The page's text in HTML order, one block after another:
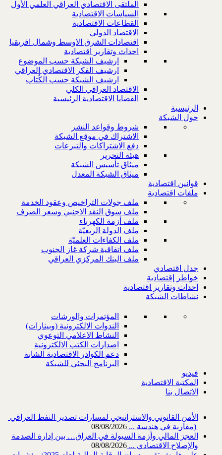
الملتقى الاقتصادي العراقي العلمي الأول
السياسات الاقتصادية
القطاعات الاقتصادية
الاقتصاد الدولي
اقتصادات الشرق الاوسط وشمال افريقيا
احداث وتقارير اقتصادية
ارشيف الشبكة حسب الموضوع
ارشيف الفكر الاقتصادي العراقي
ارشيف الشبكة حسب الكُتاب
الاقتصاد العراقي الكلي
القضايا الاقتصادية الرئيسية
الرئيسية
حول الشبكة
شروط وقواعد النشر
الاشتراك في موقع الشبكة
دفع الاشتراكات والتبرعات
هيئة التحرير
ميثاق تأسيس الشبكة
ميثاق الشبكة المعدل
قوانين اقتصادية
ملفات اقتصادية
ملف جولات التراخيص وعقود الخدمة
ملف سوق النقد الاجنبي وسعر الصرف
ملف أزمة الكهرباء
ملف الدولة الريعيّة
ملف الكفاءات العلميّة
ملف اتفاقية شركة غاز الجنوب
ملف البنك المركزي العراقي
جدل اقتصادي
خواطر إقتصادية
احداث وتقارير اقتصادية
نشاطات الشبكة
المؤتمرات والورشات
الندوات الالكترونية (وبينارات)
النشاط الاعلامي التوعوي
اصدارات الكتب الالكترونية
دعم الكوادر الاقتصادية الشابة
البرنامج البحثي للشبكة
فيديو
المكتبة الاقتصادية
الاتصال بنا
‎) ‎مقاربة في هندسة ...
08/08/2026
العجز المالي وأزمة السيولة في العراق… بين إدارة الصدمة
والإصلاح الاقتصادي ... 08/08/2026